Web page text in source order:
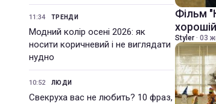
11:34 ТРЕНДИ
Модний колір осені 2026: як
носити коричневий і не виглядати
нудно
10:52 ЛЮДИ
Свекруха вас не любить? 10 фраз,
Фільм
Styler · 03